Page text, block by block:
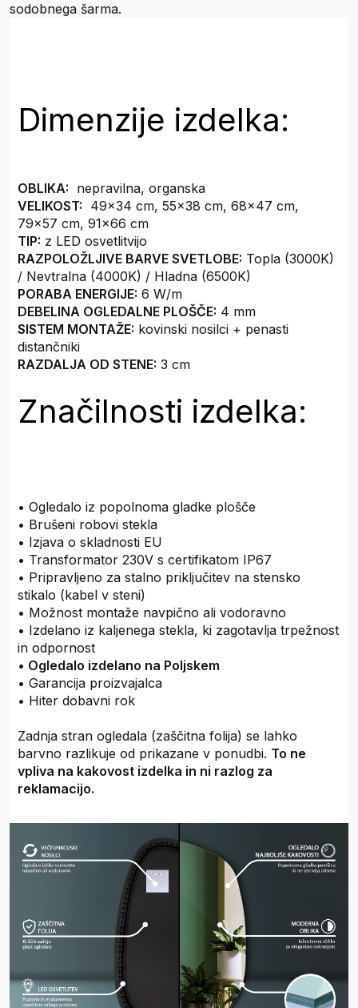
sodobnega šarma.
Dimenzije izdelka:
OBLIKA: nepravilna, organska
VELIKOST: 49x34 cm, 55x38 cm, 68x47 cm,
79x57 cm, 91x66 cm
TIP: z LED osvetlitvijo
RAZPOLOŽLJIVE BARVE SVETLOBE: Topla (3000K)
/ Nevtralna (4000K) / Hladna (6500K)
PORABA ENERGIJE: 6 W/m
DEBELINA OGLEDALNE PLOŠČE: 4 mm
SISTEM MONTAŽE: kovinski nosilci + penasti
distančniki
RAZDALJA OD STENE: 3 cm
Značilnosti izdelka:
• Ogledalo iz popolnoma gladke plošče
• Brušeni robovi stekla
• Izjava o skladnosti EU
• Transformator 230V s certifikatom IP67
• Pripravljeno za stalno priključitev na stensko
stikalo (kabel v steni)
• Možnost montaže navpično ali vodoravno
• Izdelano iz kaljenega stekla, ki zagotavlja trpežnost
in odpornost
• Ogledalo izdelano na Poljskem
• Garancija proizvajalca
• Hiter dobavni rok
Zadnja stran ogledala (zaščitna folija) se lahko
barvno razlikuje od prikazane v ponudbi. To ne
vpliva na kakovost izdelka in ni razlog za
reklamacijo.